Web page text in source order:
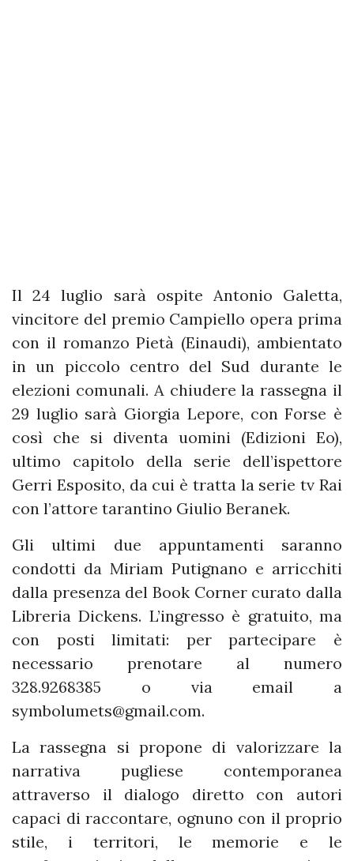
Il 24 luglio sarà ospite Antonio Galetta,
vincitore del premio Campiello opera prima
con il romanzo Pietà (Einaudi), ambientato
in un piccolo centro del Sud durante le
elezioni comunali. A chiudere la rassegna il
29 luglio sarà Giorgia Lepore, con Forse è
così che si diventa uomini (Edizioni Eo),
ultimo capitolo della serie dell’ispettore
Gerri Esposito, da cui è tratta la serie tv Rai
con l’attore tarantino Giulio Beranek.
Gli ultimi due appuntamenti saranno
condotti da Miriam Putignano e arricchiti
dalla presenza del Book Corner curato dalla
Libreria Dickens. L’ingresso è gratuito, ma
con posti limitati: per partecipare è
necessario prenotare al numero
328.9268385 o via email a
symbolumets@gmail.com.
La rassegna si propone di valorizzare la
narrativa pugliese contemporanea
attraverso il dialogo diretto con autori
capaci di raccontare, ognuno con il proprio
stile, i territori, le memorie e le